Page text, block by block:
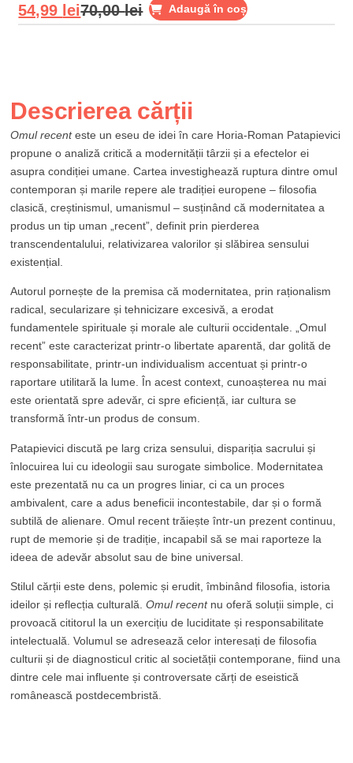
70,00lei
54,99 lei Adaugă în coș
Descrierea cărții
Omul recenteste un eseu de idei în care Horia-Roman Patapievici
propune o analiză critică a modernității târzii și a efectelor ei
asupra condiției umane. Cartea investighează ruptura dintre omul
contemporan și marile repere ale tradiției europene – filosofia
clasică, creștinismul, umanismul – susținând că modernitatea a
produs un tip uman „recent”, definit prin pierderea
transcendentalului, relativizarea valorilor și slăbirea sensului
existențial.
Autorul pornește de la premisa că modernitatea, prin raționalism
radical, secularizare și tehnicizare excesivă, a erodat
fundamentele spirituale și morale ale culturii occidentale. „Omul
recent” este caracterizat printr-o libertate aparentă, dar golită de
responsabilitate, printr-un individualism accentuat și printr-o
raportare utilitară la lume. În acest context, cunoașterea nu mai
este orientată spre adevăr, ci spre eficiență, iar cultura se
transformă într-un produs de consum.
Patapievici discută pe larg criza sensului, dispariția sacrului și
înlocuirea lui cu ideologii sau surogate simbolice. Modernitatea
este prezentată nu ca un progres liniar, ci ca un proces
ambivalent, care a adus beneficii incontestabile, dar și o formă
subtilă de alienare. Omul recent trăiește într-un prezent continuu,
rupt de memorie și de tradiție, incapabil să se mai raporteze la
ideea de adevăr absolut sau de bine universal.
Stilul cărții este dens, polemic și erudit, îmbinând filosofia, istoria
ideilor și reflecția culturală.Omul recentnu oferă soluții simple, ci
provoacă cititorul la un exercițiu de luciditate și responsabilitate
intelectuală. Volumul se adresează celor interesați de filosofia
culturii și de diagnosticul critic al societății contemporane, fiind una
dintre cele mai influente și controversate cărți de eseistică
românească postdecembristă.